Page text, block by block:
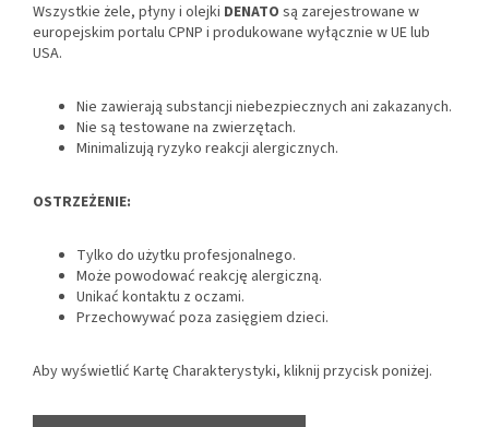
Wszystkie żele, płyny i olejki DENATO są zarejestrowane w
europejskim portalu CPNP i produkowane wyłącznie w UE lub
USA.
Nie zawierają substancji niebezpiecznych ani zakazanych.
Nie są testowane na zwierzętach.
Minimalizują ryzyko reakcji alergicznych.
OSTRZEŻENIE:
Tylko do użytku profesjonalnego.
Może powodować reakcję alergiczną.
Unikać kontaktu z oczami.
Przechowywać poza zasięgiem dzieci.
Aby wyświetlić Kartę Charakterystyki, kliknij przycisk poniżej.